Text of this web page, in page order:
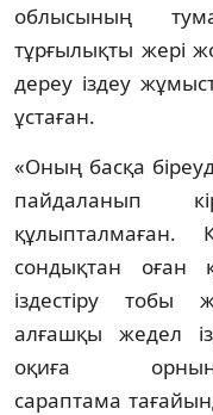
облысының
тұрғылықты жері
дереу іздеу
ұстаған.
«Оның басқа
пайдаланып
сондықтан оған
іздестіру тобы
алғашқы жедел
оқиға
сараптама